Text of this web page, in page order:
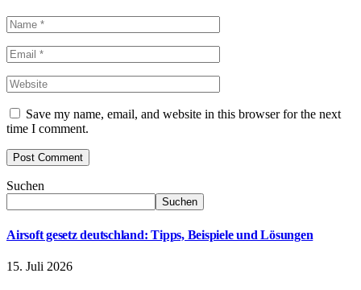
Save my name, email, and website in this browser for the next
time I comment.
Suchen
Suchen
Airsoft gesetz deutschland: Tipps, Beispiele und Lösungen
15. Juli 2026